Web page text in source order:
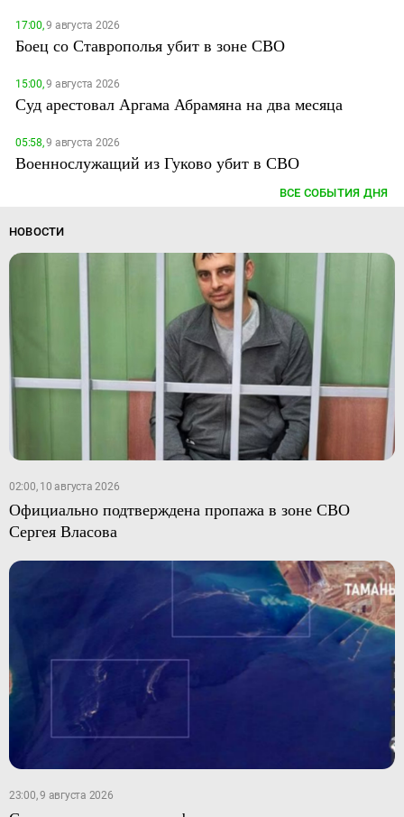
17:00,9 августа 2026
Боец со Ставрополья убит в зоне СВО
15:00,9 августа 2026
Суд арестовал Аргама Абрамяна на два месяца
05:58,9 августа 2026
Военнослужащий из Гуково убит в СВО
ВСЕ СОБЫТИЯ ДНЯ
НОВОСТИ
02:00, 10 августа 2026
Официально подтверждена пропажа в зоне СВО
Сергея Власова
23:00, 9 августа 2026